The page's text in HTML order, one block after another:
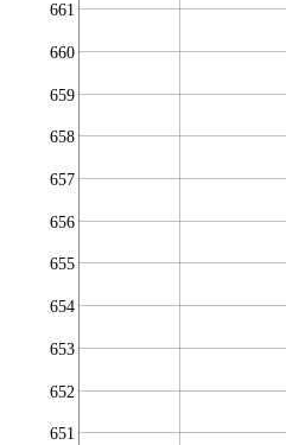
651
652
653
654
655
656
657
658
659
660
661